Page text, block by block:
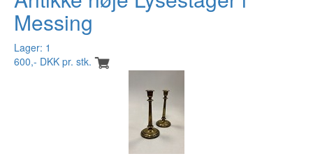
Messing
Lager: 1
600,- DKK pr. stk.